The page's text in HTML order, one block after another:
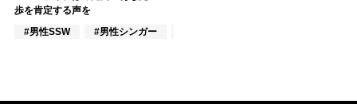
歩を肯定する声を
#男性SSW
#男性シンガー